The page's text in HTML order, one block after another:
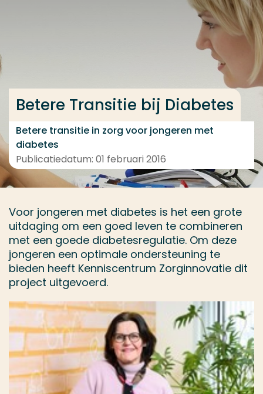
Betere Transitie bij Diabetes
Betere transitie in zorg voor jongeren met
diabetes
Publicatiedatum: 01 februari 2016
Voor jongeren met diabetes is het een grote
uitdaging om een goed leven te combineren
met een goede diabetesregulatie. Om deze
jongeren een optimale ondersteuning te
bieden heeft Kenniscentrum Zorginnovatie dit
project uitgevoerd.
Opleiding
Contact